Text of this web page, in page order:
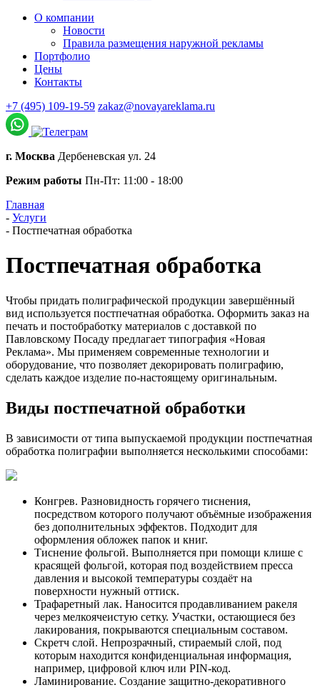
О компании
Новости
Правила размещения наружной рекламы
Портфолио
Цены
Контакты
+7 (495) 109-19-59 zakaz@novayareklama.ru
г. Москва Дербеневская ул. 24
Режим работы Пн-Пт: 11:00 - 18:00
Главная
- Услуги
- Постпечатная обработка
Постпечатная обработка
Чтобы придать полиграфической продукции завершённый
вид используется постпечатная обработка. Оформить заказ на
печать и постобработку материалов с доставкой по
Павловскому Посаду предлагает типография «Новая
Реклама». Мы применяем современные технологии и
оборудование, что позволяет декорировать полиграфию,
сделать каждое изделие по-настоящему оригинальным.
Виды постпечатной обработки
В зависимости от типа выпускаемой продукции постпечатная
обработка полиграфии выполняется несколькими способами:
Конгрев. Разновидность горячего тиснения,
посредством которого получают объёмные изображения
без дополнительных эффектов. Подходит для
оформления обложек папок и книг.
Тиснение фольгой. Выполняется при помощи клише с
красящей фольгой, которая под воздействием пресса
давления и высокой температуры создаёт на
поверхности нужный оттиск.
Трафаретный лак. Наносится продавливанием ракеля
через мелкоячеистую сетку. Участки, остающиеся без
лакирования, покрываются специальным составом.
Скретч слой. Непрозрачный, стираемый слой, под
которым находится конфиденциальная информация,
например, цифровой ключ или PIN-код.
Ламинирование. Создание защитно-декоративного